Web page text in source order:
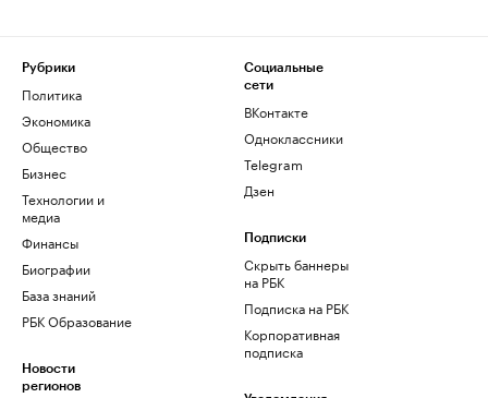
Рубрики
Политика
Экономика
Общество
Бизнес
Технологии и
медиа
Финансы
Биографии
База знаний
РБК Образование
Новости
регионов
Социальные
сети
ВКонтакте
Одноклассники
Telegram
Дзен
Подписки
Скрыть баннеры
на РБК
Подписка на РБК
Корпоративная
подписка